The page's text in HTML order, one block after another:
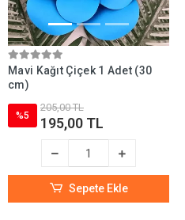
Mavi Kağıt Çiçek 1 Adet (30
cm)
%5
205,00 TL
195,00 TL
Sepete Ekle